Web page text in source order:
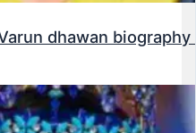
Varun dhawan